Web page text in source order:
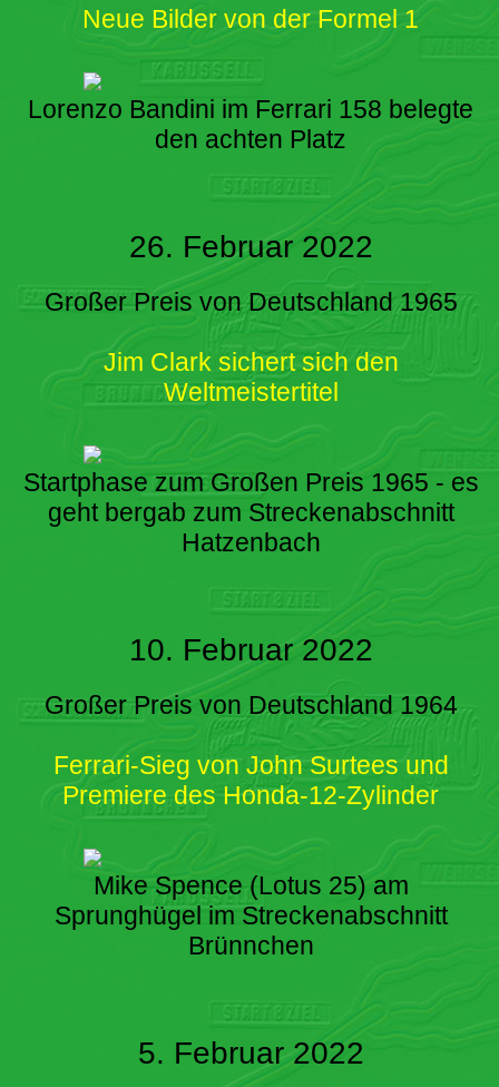
Neue Bilder von der Formel 1
Lorenzo Bandini im Ferrari 158 belegte
den achten Platz
26. Februar 2022
Großer Preis von Deutschland 1965
Jim Clark sichert sich den
Weltmeistertitel
Startphase zum Großen Preis 1965 - es
geht bergab zum Streckenabschnitt
Hatzenbach
10. Februar 2022
Großer Preis von Deutschland 1964
Ferrari-Sieg von John Surtees und
Premiere des Honda-12-Zylinder
Mike Spence (Lotus 25) am
Sprunghügel im Streckenabschnitt
Brünnchen
5. Februar 2022